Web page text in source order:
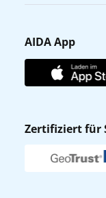
Verhaltens- &
Newsletter
Gästefragebogen
AIDA Club
AIDA App
AIDA App
Zertifiziert für